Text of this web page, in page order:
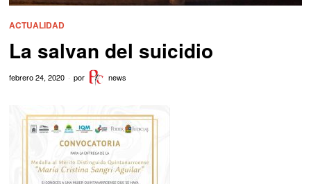
ACTUALIDAD
La salvan del suicidio
febrero 24, 2020 por news